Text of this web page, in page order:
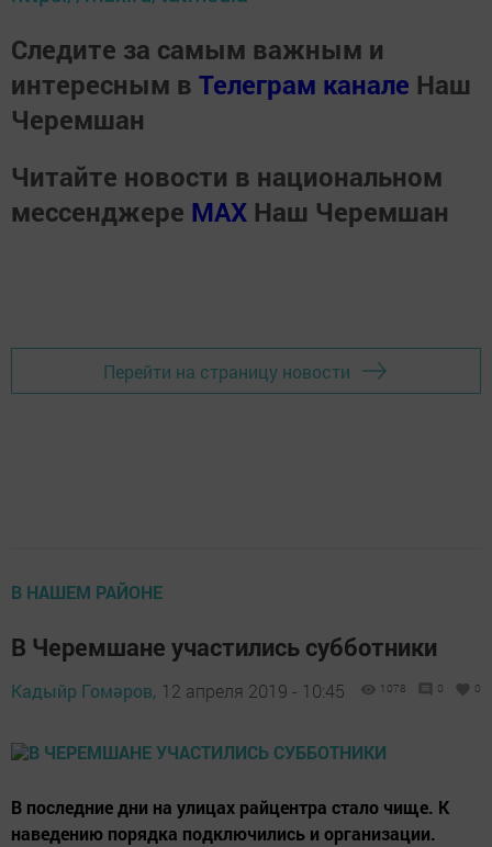
Следите за самым важным и
интересным в Телеграм канале Наш
Черемшан
Читайте новости в национальном
мессенджере MАХ Наш Черемшан
Перейти на страницу новости
В НАШЕМ РАЙОНЕ
В Черемшане участились субботники
Кадыйр Гомәров, 12 апреля 2019 - 10:45 1078 0 0
В последние дни на улицах райцентра стало чище. К
наведению порядка подключились и организации.